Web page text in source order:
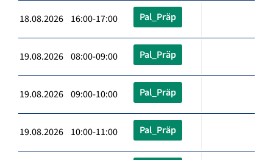
18.08.2026 16:00-17:00 Pal_Präp
19.08.2026 08:00-09:00 Pal_Präp
19.08.2026 09:00-10:00 Pal_Präp
19.08.2026 10:00-11:00 Pal_Präp